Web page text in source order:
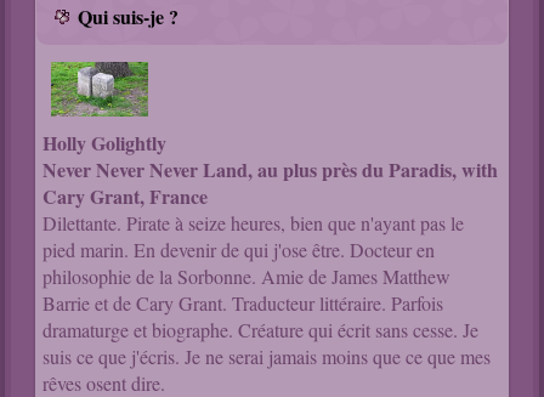
Qui suis-je ?
Holly Golightly
Never Never Never Land, au plus près du Paradis, with
Cary Grant, France
Dilettante. Pirate à seize heures, bien que n'ayant pas le
pied marin. En devenir de qui j'ose être. Docteur en
philosophie de la Sorbonne. Amie de James Matthew
Barrie et de Cary Grant. Traducteur littéraire. Parfois
dramaturge et biographe. Créature qui écrit sans cesse. Je
suis ce que j'écris. Je ne serai jamais moins que ce que mes
rêves osent dire.